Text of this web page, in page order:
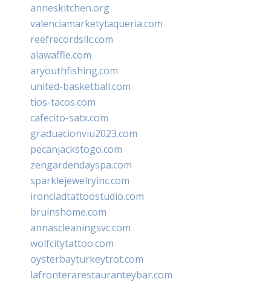
anneskitchen.org
valenciamarketytaqueria.com
reefrecordsllc.com
alawaffle.com
aryouthfishing.com
united-basketball.com
tios-tacos.com
cafecito-satx.com
graduacionviu2023.com
pecanjackstogo.com
zengardendayspa.com
sparklejewelryinc.com
ironcladtattoostudio.com
bruinshome.com
annascleaningsvc.com
wolfcitytattoo.com
oysterbayturkeytrot.com
lafronterarestauranteybar.com